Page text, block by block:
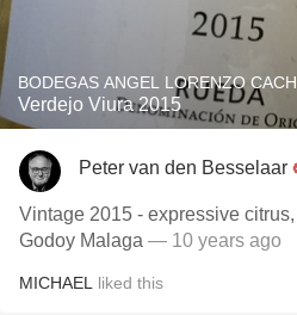
BODEGAS ANGEL LORENZO
Verdejo Viura 2015
Peter van den Besselaar
Vintage 2015 - expressive
Godoy Malaga — 10 years ago
MICHAEL liked this